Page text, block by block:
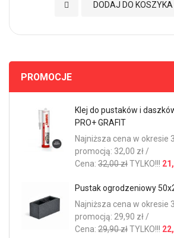
DODAJ DO KOSZYKA
Dodaj do Ulubionych
PROMOCJE
Klej do pustaków i
PRO+ GRAFIT
Najniższa cena w okresie
promocją: 32,00 zł /
Cena: 32,00 złTYLKO!!!
Pustak ogrodzeniowy
Najniższa cena w okresie
promocją: 29,90 zł /
Cena: 29,90 złTYLKO!!!